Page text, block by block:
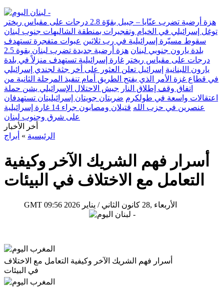
هزة أرضية تضرب عنّايا – جبيل بقوّة 2.8 درجات على مقياس ريختر
توغل إسرائيلي في الخيام وتفجيرات بمنطقة الشاليهات جنوب لبنان
سقوط مسيّرة إسرائيلية في رب ثلاثين عبوات متفجرة تستهدف
بلدة يارون جنوبي لبنان
هزة أرضية جديدة تضرب لبنان بقوة 2.5
درجات على مقياس ريختر غارة إسرائيلية تستهدف منزلاً في بلدة
يارون اللبنانية إسرائيل تعلن العثور على أخر جثة لجندي إسرائيلي
في قطاع غزة الأمر الذي يفتح الطريق أمام تنفيذ المرحلة الثانية من
اتفاق وقف إطلاق النار جيش الاحتلال الإسرائيلي يشن حملة
اعتقالات واسعة في طولكرم ضربتان جويتان إسرائيليتان تستهدفان
عنصرين في حزب الله
قتيلان ومصابون جراء 14 غارة إسرائيلية
على شرق وجنوب لبنان
أخر الأخبار
الرئيسية » أبراج
أسرار فهم الشريك الآخر وكيفية
التعامل مع الاختلاف في البيئات
GMT 09:56 2026 الأربعاء ,28 كانون الثاني / يناير
أسرار فهم الشريك الآخر وكيفية التعامل مع الاختلاف
في البيئات